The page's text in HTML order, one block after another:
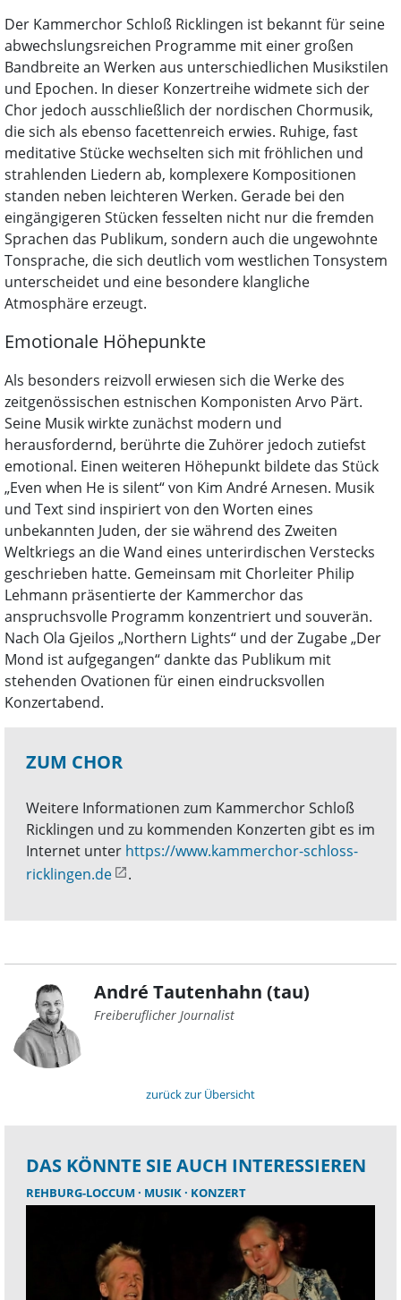
Der Kammerchor Schloß Ricklingen ist bekannt für seine
abwechslungsreichen Programme mit einer großen
Bandbreite an Werken aus unterschiedlichen Musikstilen
und Epochen. In dieser Konzertreihe widmete sich der
Chor jedoch ausschließlich der nordischen Chormusik,
die sich als ebenso facettenreich erwies. Ruhige, fast
meditative Stücke wechselten sich mit fröhlichen und
strahlenden Liedern ab, komplexere Kompositionen
standen neben leichteren Werken. Gerade bei den
eingängigeren Stücken fesselten nicht nur die fremden
Sprachen das Publikum, sondern auch die ungewohnte
Tonsprache, die sich deutlich vom westlichen Tonsystem
unterscheidet und eine besondere klangliche
Atmosphäre erzeugt.
Emotionale Höhepunkte
Als besonders reizvoll erwiesen sich die Werke des
zeitgenössischen estnischen Komponisten Arvo Pärt.
Seine Musik wirkte zunächst modern und
herausfordernd, berührte die Zuhörer jedoch zutiefst
emotional. Einen weiteren Höhepunkt bildete das Stück
„Even when He is silent“ von Kim André Arnesen. Musik
und Text sind inspiriert von den Worten eines
unbekannten Juden, der sie während des Zweiten
Weltkriegs an die Wand eines unterirdischen Verstecks
geschrieben hatte. Gemeinsam mit Chorleiter Philip
Lehmann präsentierte der Kammerchor das
anspruchsvolle Programm konzentriert und souverän.
Nach Ola Gjeilos „Northern Lights“ und der Zugabe „Der
Mond ist aufgegangen“ dankte das Publikum mit
stehenden Ovationen für einen eindrucksvollen
Konzertabend.
ZUM CHOR
Weitere Informationen zum Kammerchor Schloß
Ricklingen und zu kommenden Konzerten gibt es im
Internet unter https://www.kammerchor-schloss-
ricklingen.de
.
André Tautenhahn (tau)
Freiberuflicher Journalist
zurück zur Übersicht
DAS KÖNNTE SIE AUCH INTERESSIEREN
REHBURG-LOCCUM MUSIK KONZERT